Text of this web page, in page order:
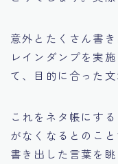
意外とたくさん書
レインダンプを実
て、目的に合った
これをネタ帳にす
がなくなるとのこ
書き出した言葉を